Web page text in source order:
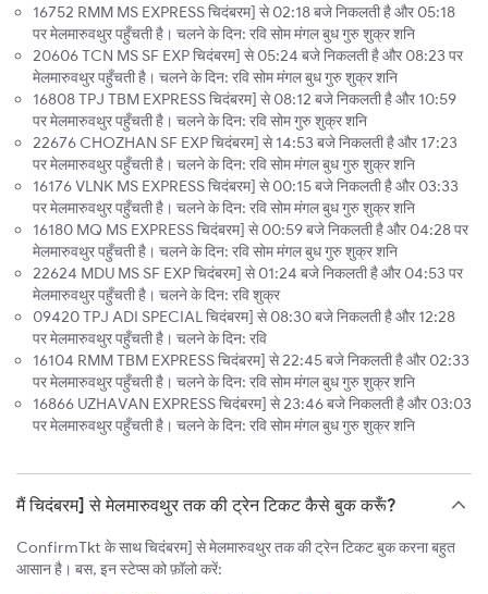
16752 RMM MS EXPRESS चिदंबरम] से 02:18 बजे निकलती है और 05:18
पर मेलमारुवथुर पहुँचती है। चलने के दिन: रवि सोम मंगल बुध गुरु शुक्र शनि
20606 TCN MS SF EXP चिदंबरम] से 05:24 बजे निकलती है और 08:23 पर
मेलमारुवथुर पहुँचती है। चलने के दिन: रवि सोम मंगल बुध गुरु शुक्र शनि
16808 TPJ TBM EXPRESS चिदंबरम] से 08:12 बजे निकलती है और 10:59
पर मेलमारुवथुर पहुँचती है। चलने के दिन: रवि सोम गुरु शुक्र शनि
22676 CHOZHAN SF EXP चिदंबरम] से 14:53 बजे निकलती है और 17:23
पर मेलमारुवथुर पहुँचती है। चलने के दिन: रवि सोम मंगल बुध गुरु शुक्र शनि
16176 VLNK MS EXPRESS चिदंबरम] से 00:15 बजे निकलती है और 03:33
पर मेलमारुवथुर पहुँचती है। चलने के दिन: रवि सोम मंगल बुध गुरु शुक्र शनि
16180 MQ MS EXPRESS चिदंबरम] से 00:59 बजे निकलती है और 04:28 पर
मेलमारुवथुर पहुँचती है। चलने के दिन: रवि सोम मंगल बुध गुरु शुक्र शनि
22624 MDU MS SF EXP चिदंबरम] से 01:24 बजे निकलती है और 04:53 पर
मेलमारुवथुर पहुँचती है। चलने के दिन: रवि शुक्र
09420 TPJ ADI SPECIAL चिदंबरम] से 08:30 बजे निकलती है और 12:28
पर मेलमारुवथुर पहुँचती है। चलने के दिन: रवि
16104 RMM TBM EXPRESS चिदंबरम] से 22:45 बजे निकलती है और 02:33
पर मेलमारुवथुर पहुँचती है। चलने के दिन: रवि सोम मंगल बुध गुरु शुक्र शनि
16866 UZHAVAN EXPRESS चिदंबरम] से 23:46 बजे निकलती है और 03:03
पर मेलमारुवथुर पहुँचती है। चलने के दिन: रवि सोम मंगल बुध गुरु शुक्र शनि
मैं चिदंबरम] से मेलमारुवथुर तक की ट्रेन टिकट कैसे बुक करूँ?
ConfirmTkt के साथ चिदंबरम] से मेलमारुवथुर तक की ट्रेन टिकट बुक करना बहुत
आसान है। बस, इन स्टेप्स को फ़ॉलो करें: